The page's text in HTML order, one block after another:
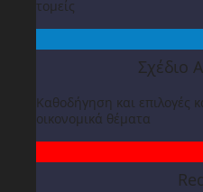
τομείς
Σχέδιο
Καθοδήγηση και επιλογές
οικονομικά θέματα